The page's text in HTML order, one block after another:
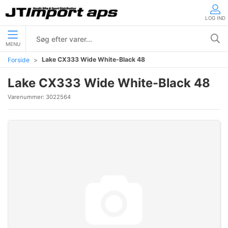
LOG IND
MENU
Forside Lake CX333 Wide White-Black 48
Lake CX333 Wide White-Black 48
Varenummer: 3022564